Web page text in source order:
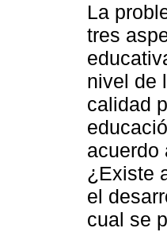
La
tres
nivel de
calidad
acuerdo
¿Existe
el
cual se